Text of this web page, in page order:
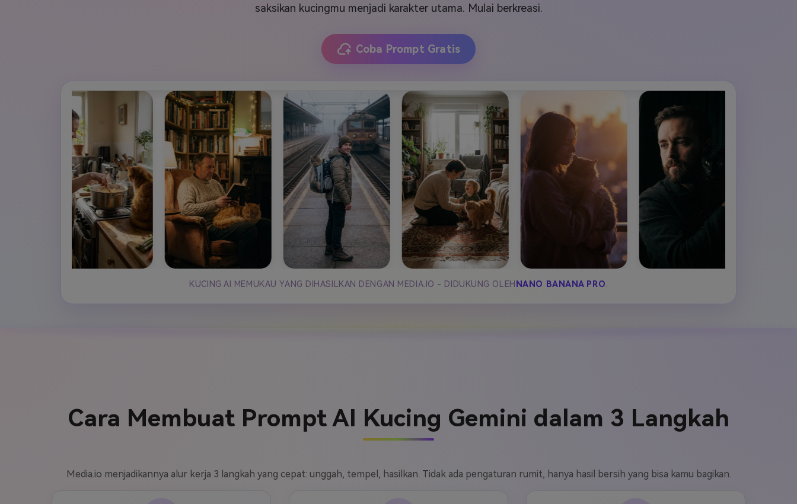
Vidu Pixverse Hailuo Runway
Find More Solutions >>
saksikan kucingmu menjadi karakter utama. Mulai berkreasi.
Coba Prompt Gratis
KUCING AI MEMUKAU YANG DIHASILKAN DENGAN MEDIA.IO - DIDUKUNG OLEH NANO BANANA PRO
Cara Membuat Prompt AI Kucing Gemini dalam 3 Langkah
Media.io menjadikannya alur kerja 3 langkah yang cepat: unggah, tempel, hasilkan. Tidak ada pengaturan rumit, hanya hasil bersih yang bisa kamu bagikan.